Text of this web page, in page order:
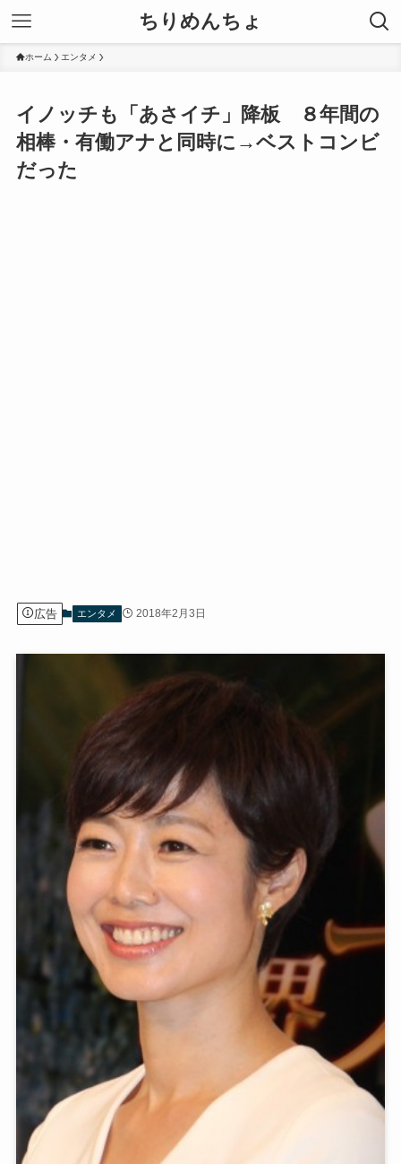
ちりめんちょ
ホーム エンタメ
イノッチも「あさイチ」降板 ８年間の
相棒・有働アナと同時に→ベストコンビ
だった
広告 エンタメ 2018年2月3日